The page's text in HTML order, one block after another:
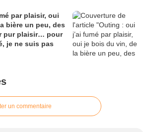
par plaisir, oui
bière un peu, des
pur plaisir… pour
je ne suis pas
un commentaire